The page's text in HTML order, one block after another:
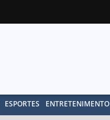
ESPORTES ENTRETENIMENTO